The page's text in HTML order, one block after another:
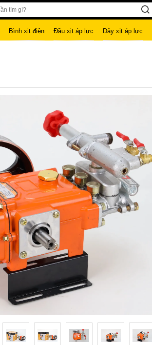
Bình xịt điện Đầu xịt áp lực Dây xịt áp lực